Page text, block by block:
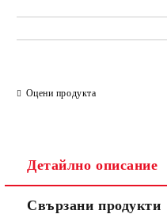
Оцени продукта
Детайлно описание
Свързани продукти